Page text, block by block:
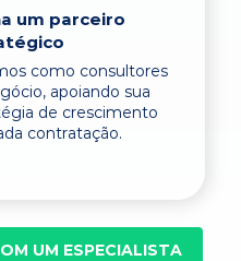
um parceiro
como consultores
apoiando sua
de crescimento
contratação.
UM ESPECIALISTA